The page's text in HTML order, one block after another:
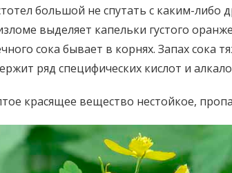
большой не спутать с каким-либо
выделяет капельки густого
сока бывает в корнях. Запах сока
ряд специфических кислот и
красящее вещество нестойкое,